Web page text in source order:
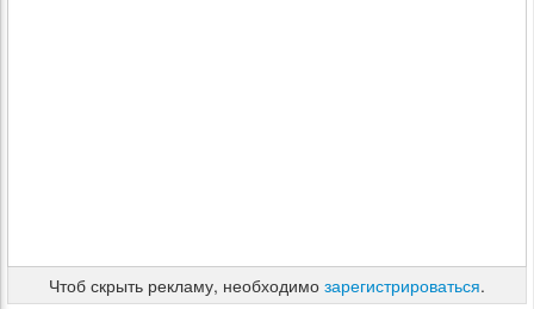
Чтоб скрыть рекламу, необходимо зарегистрироваться.